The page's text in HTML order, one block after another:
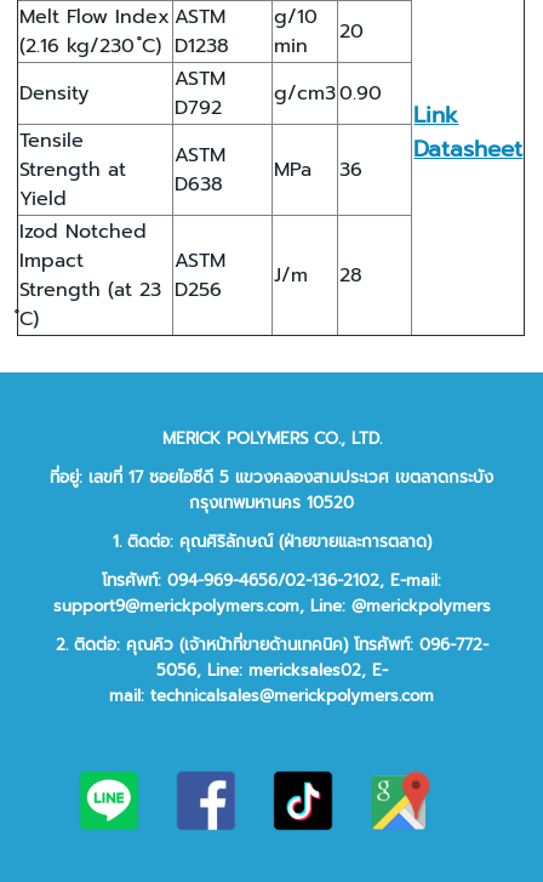
Link
Datasheet
Melt Flow Index
(2.16 kg/230 ํC)
ASTM
D1238
g/10
min
20
Density
ASTM
D792
g/cm30.90
Tensile
Strength at
Yield
ASTM
D638
MPa 36
Izod Notched
Impact
Strength (at 23
ํC)
ASTM
D256
J/m 28
MERICK POLYMERS CO., LTD.
ที่อยู่: เลขที่ 17 ซอยไอซีดี 5 แขวงคลองสามประเวศ เขตลาดกระบัง
กรุงเทพมหานคร 10520
1. ติดต่อ: คุณศิริลักษณ์ (ฝ่ายขายและการตลาด)
โทรศัพท์: 094-969-4656/02-136-2102, E-mail:
support9@merickpolymers.com, Line: @merickpolymers
2.ติดต่อ: คุณคิว (เจ้าหน้าที่ขายด้านเทคนิค)โทรศัพท์: 096-772-
5056, Line: mericksales02, E-
mail: technicalsales@merickpolymers.com